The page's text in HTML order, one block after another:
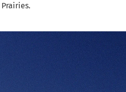
Prairies.